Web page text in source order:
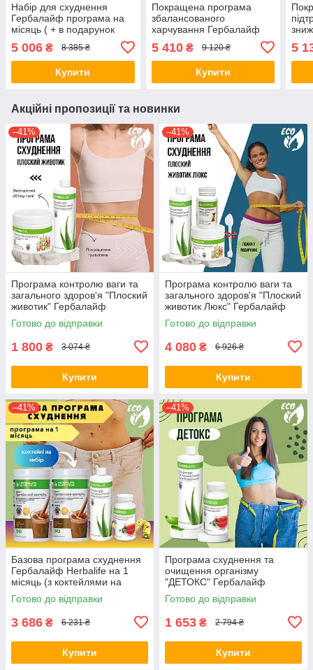
Набір для схуднення
Гербалайф програма на
місяць ( + в подарунок
5 006 ₴ 8 385 ₴
Купити
Покращена програма
збалансованого
харчування Гербалайф
Herbalife з коктейлем на
вибір (+ у подарунок
шейкер та ложка)
5 410₴ 9 120 ₴
Купити
5
Акційні пропозиції та новинки
–41%
Програма контролю ваги та
загального здоров'я "Плоский
животик" Гербалайф
Herbalife
Готово до відправки
1 800 ₴ 3 074 ₴
Купити
–41%
Програма контролю ваги та
загального здоров'я "Плоский
животик Люкс" Гербалайф
Herbalife ( + ложка у
подарунок )
Готово до відправки
4 080 ₴ 6 926 ₴
Купити
–41%
Базова програма схуднення
Гербалайф Herbalife на 1
місяць (з коктейлями на
вибір)
Готово до відправки
3 686 ₴ 6 231 ₴
Купити
–41%
Програма схуднення та
очищення організму
"ДЕТОКС" Гербалайф
Herbalife
Готово до відправки
1 653 ₴ 2 794 ₴
Купити